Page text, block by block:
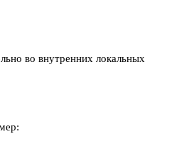
во внутренних локальных